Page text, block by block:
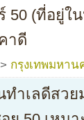
50 (ที่อยู่ใ
าดี
> กรุงเทพมหาน
ำเลดีสวย